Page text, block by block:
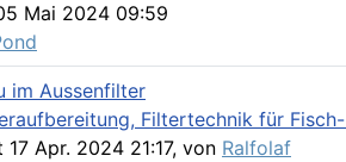
Mai 2024 09:59
im Aussenfilter
Filtertechnik für
Apr. 2024 21:17, von Ralfolaf